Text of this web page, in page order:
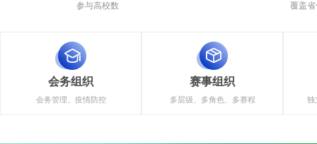
参与高校数 覆盖
会务组织
会务管理、疫情防控
赛事组织
多层级、多角色、多赛程 独